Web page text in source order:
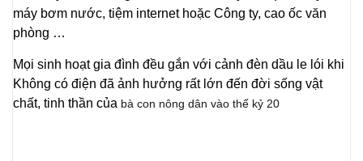
máy bơm nước, tiệm internet hoặc Công ty, cao ốc văn
phòng …
Mọi sinh hoạt gia đình đều gắn với cảnh đèn dầu le lói khi
Không có điện đã ảnh hưởng rất lớn đến đời sống vật
chất, tinh thần của bà con nông dân vào thế kỷ 20